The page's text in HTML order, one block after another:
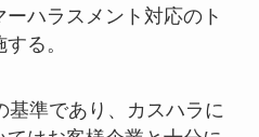
ハラスメント対応のト
る。
基準であり、カスハラに